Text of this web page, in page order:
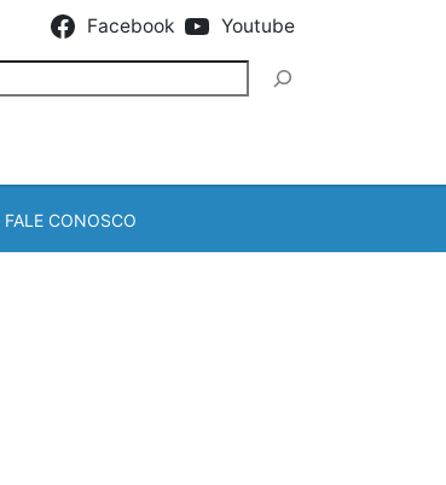
Facebook Youtube
FALE CONOSCO